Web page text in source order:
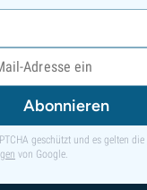
Abonnieren
geschützt und es gelten die
von Google.